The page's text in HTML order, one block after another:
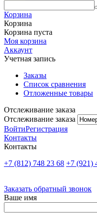
Корзина
Корзина
Корзина пуста
Моя корзина
Аккаунт
Учетная запись
Заказы
Список сравнения
Отложенные товары
Отслеживание заказа
Отслеживание заказа
ВойтиРегистрация
Контакты
Контакты
+7 (812) 748 23 68 +7 (921)
Заказать обратный звонок
Ваше имя